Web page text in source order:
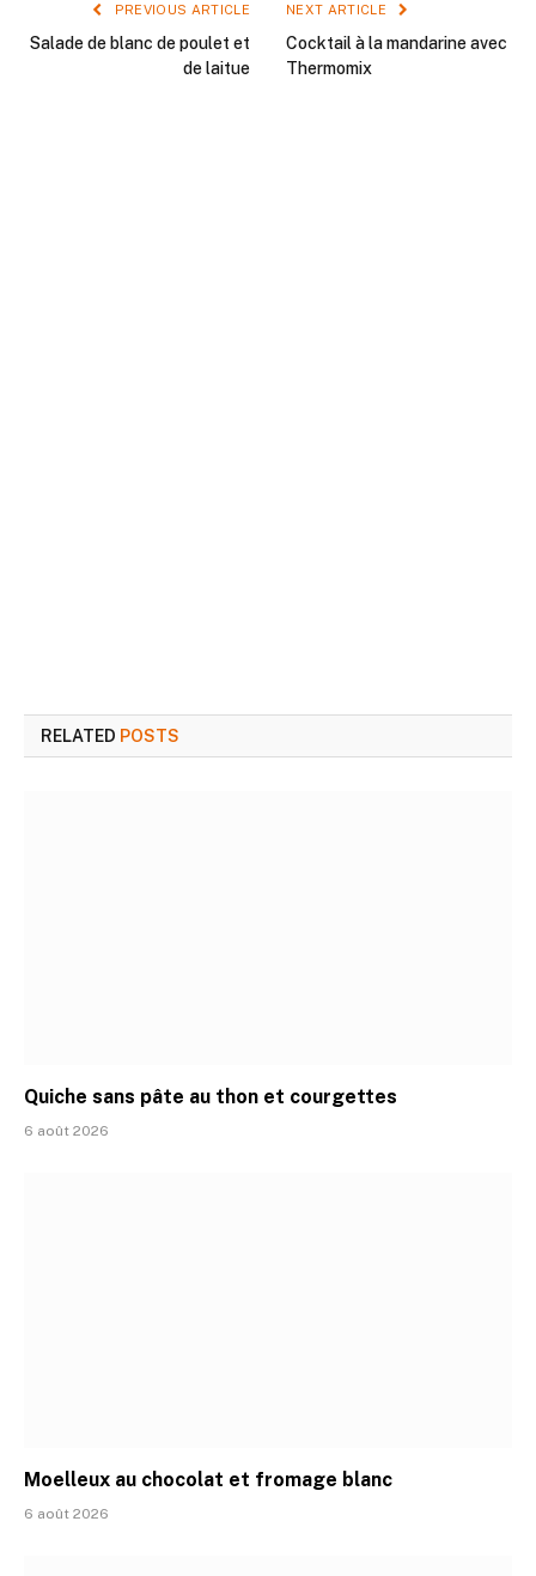
PREVIOUS ARTICLE
Salade de blanc de poulet et
de laitue
NEXT ARTICLE
Cocktail à la mandarine avec
Thermomix
RELATED POSTS
Quiche sans pâte au thon et courgettes
6 août 2026
Moelleux au chocolat et fromage blanc
6 août 2026